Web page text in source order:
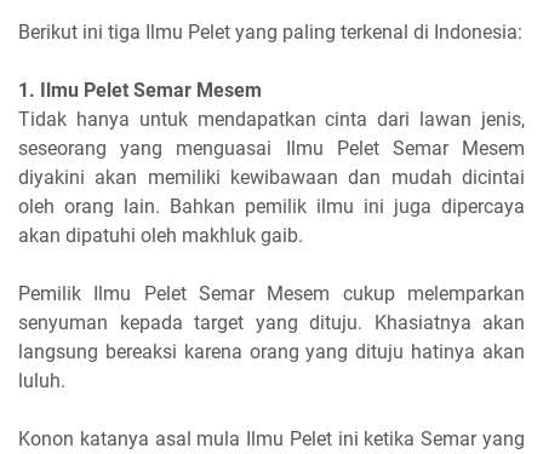
Berikut ini tiga Ilmu Pelet yang paling terkenal di Indonesia:
1. Ilmu Pelet Semar Mesem
Tidak hanya untuk mendapatkan cinta dari lawan jenis,
seseorang yang menguasai Ilmu Pelet Semar Mesem
diyakini akan memiliki kewibawaan dan mudah dicintai
oleh orang lain. Bahkan pemilik ilmu ini juga dipercaya
akan dipatuhi oleh makhluk gaib.
Pemilik Ilmu Pelet Semar Mesem cukup melemparkan
senyuman kepada target yang dituju. Khasiatnya akan
langsung bereaksi karena orang yang dituju hatinya akan
luluh.
Konon katanya asal mula Ilmu Pelet ini ketika Semar yang